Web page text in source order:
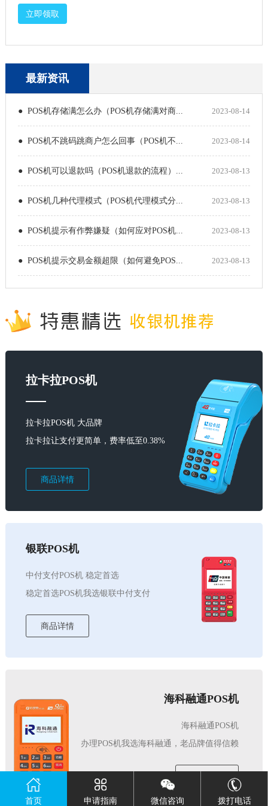
立即领取
最新资讯
● POS机存储满怎么办（POS机存储满对商... 2023-08-14
● POS机不跳码跳商户怎么回事（POS机不... 2023-08-14
● POS机可以退款吗（POS机退款的流程）... 2023-08-13
● POS机几种代理模式（POS机代理模式分... 2023-08-13
● POS机提示有作弊嫌疑（如何应对POS机... 2023-08-13
● POS机提示交易金额超限（如何避免POS... 2023-08-13
拉卡拉POS机
拉卡拉POS机 大品牌
拉卡拉让支付更简单，费率低至0.38%
商品详情
银联POS机
中付支付POS机 稳定首选
稳定首选POS机我选银联中付支付
商品详情
海科融通POS机
海科融通POS机
办理POS机我选海科融通，老品牌值得信赖
首页 申请指南 微信咨询 拨打电话